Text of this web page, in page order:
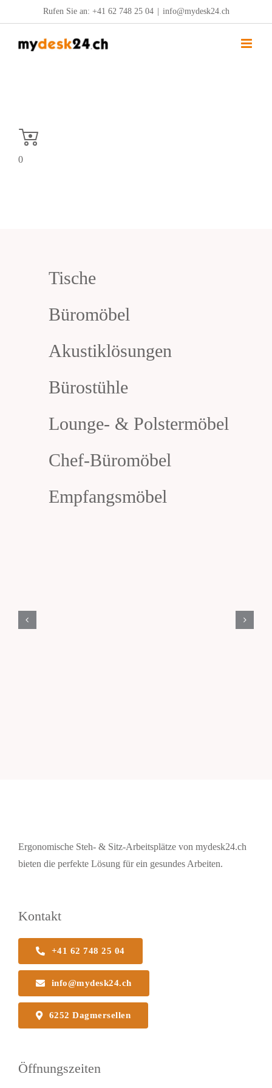
Inhalt
springen
Rufen Sie an: +41 62 748 25 04 info@mydesk24.ch
0
Tische
Büromöbel
Akustiklösungen
Bürostühle
Lounge- & Polstermöbel
Chef-Büromöbel
Empfangsmöbel
Ergonomische Steh- & Sitz-Arbeitsplätze von mydesk24.ch
bieten die perfekte Lösung für ein gesundes Arbeiten.
Kontakt
+41 62 748 25 04
info@mydesk24.ch
6252 Dagmersellen
Öffnungszeiten